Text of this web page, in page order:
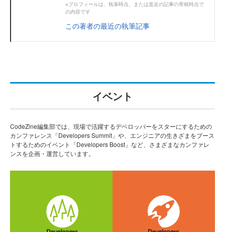
※プロフィールは、執筆時点、または直近の記事の寄稿時点で
の内容です
この著者の最近の執筆記事
イベント
CodeZine編集部では、現場で活躍するデベロッパーをスターにするための
カンファレンス「Developers Summit」や、エンジニアの生きざまをブース
トするためのイベント「Developers Boost」など、さまざまなカンファレ
ンスを企画・運営しています。